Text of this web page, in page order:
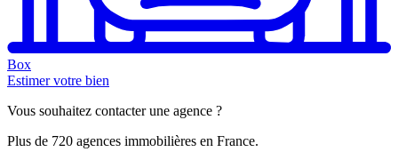
Box
Estimer votre bien
Vous souhaitez contacter une agence ?
Plus de 720 agences immobilières en France.